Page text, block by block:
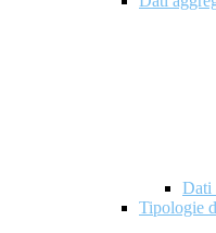
Dati
Tipologie